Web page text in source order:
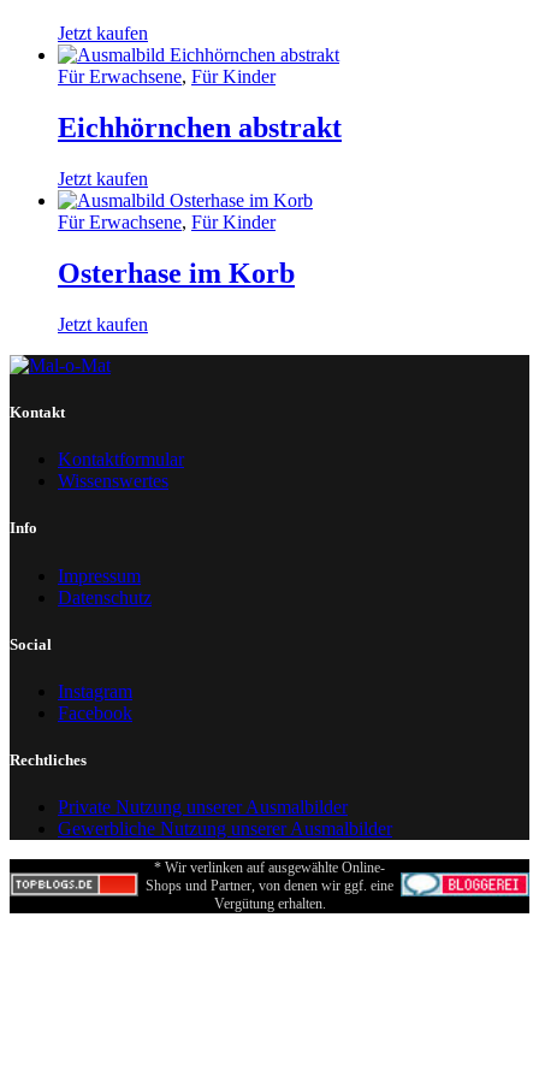
Jetzt kaufen
Für Erwachsene, Für Kinder
Eichhörnchen abstrakt
Jetzt kaufen
Für Erwachsene, Für Kinder
Osterhase im Korb
Jetzt kaufen
Kontakt
Kontaktformular
Wissenswertes
Info
Impressum
Datenschutz
Social
Instagram
Facebook
Rechtliches
Private Nutzung unserer Ausmalbilder
Gewerbliche Nutzung unserer Ausmalbilder
* Wir verlinken auf ausgewählte Online-
Shops und Partner, von denen wir ggf. eine
Vergütung erhalten.